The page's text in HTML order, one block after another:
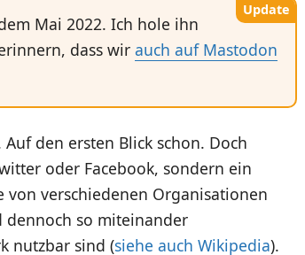
Update
Mai 2022. Ich hole ihn
dass wir auch auf Mastodon
den ersten Blick schon. Doch
oder Facebook, sondern ein
von verschiedenen Organisationen
so miteinander
nutzbar sind (siehe auch Wikipedia).